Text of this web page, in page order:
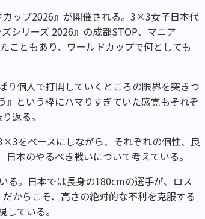
ップ2026』が開催される。3×3女子日本代
シリーズ 2026』の成都STOP、マニア
こともあり、ワールドカップで何としても
り個人で打開していくところの限界を突きつ
という枠にハマりすぎていた感覚もそれぞ
返る。
をベースにしながら、それぞれの個性、良
本のやるべき戦いについて考えている。
。日本では長身の180cmの選手が、ロス
からこそ、高さの絶対的な不利を克服する
ている。